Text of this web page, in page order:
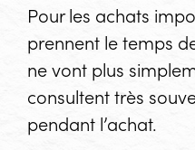
Pour les achats
prennent le temps
ne vont plus
consultent très
pendant l’achat.